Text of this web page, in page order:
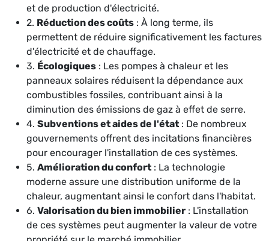
et de production d'électricité.
2. Réduction des coûts : À long terme, ils
permettent de réduire significativement les factures
d'électricité et de chauffage.
3. Écologiques : Les pompes à chaleur et les
panneaux solaires réduisent la dépendance aux
combustibles fossiles, contribuant ainsi à la
diminution des émissions de gaz à effet de serre.
4. Subventions et aides de l'état : De nombreux
gouvernements offrent des incitations financières
pour encourager l'installation de ces systèmes.
5. Amélioration du confort : La technologie
moderne assure une distribution uniforme de la
chaleur, augmentant ainsi le confort dans l'habitat.
6. Valorisation du bien immobilier : L'installation
de ces systèmes peut augmenter la valeur de votre